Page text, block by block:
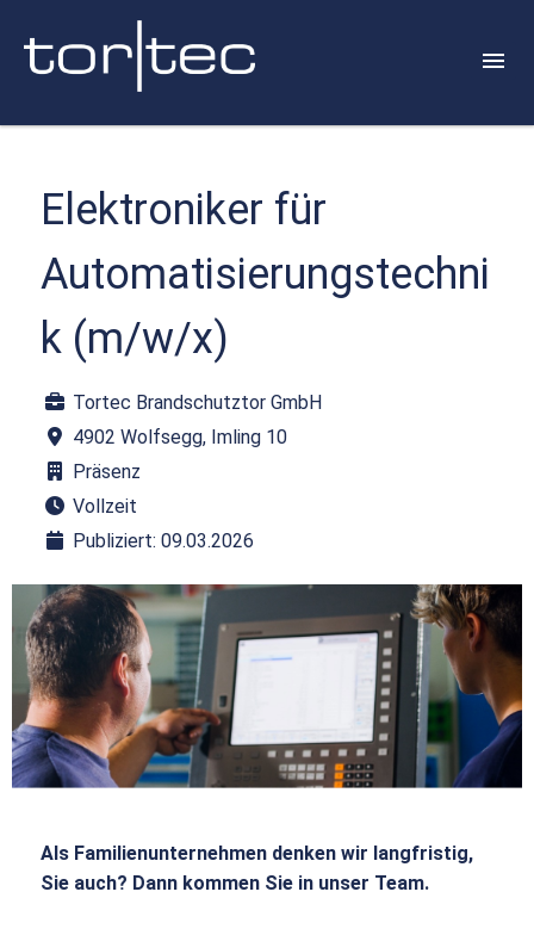
Elektroniker für
Automatisierungstechni
k (m/w/x)
Tortec Brandschutztor GmbH
4902 Wolfsegg, Imling 10
Präsenz
Vollzeit
Publiziert: 09.03.2026
Als Familienunternehmen denken wir langfristig,
Sie auch? Dann kommen Sie in unser Team.